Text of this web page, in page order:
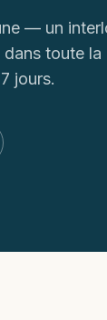
— un
dans toute la
jours.